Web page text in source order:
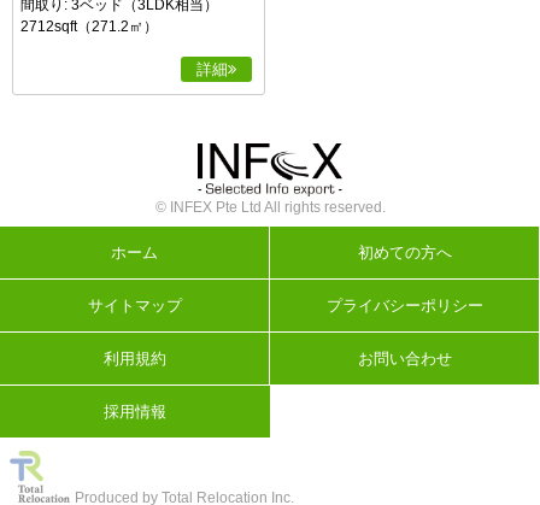
間取り: 3ベッド（3LDK相当）
2712sqft（271.2㎡）
詳細
© INFEX Pte Ltd All rights reserved.
ホーム 初めての方へ
サイトマップ プライバシーポリシー
利用規約 お問い合わせ
採用情報
Produced by Total Relocation Inc.